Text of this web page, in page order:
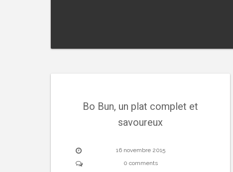
Bo Bun, un plat complet et
savoureux
16 novembre 2015
0 comments